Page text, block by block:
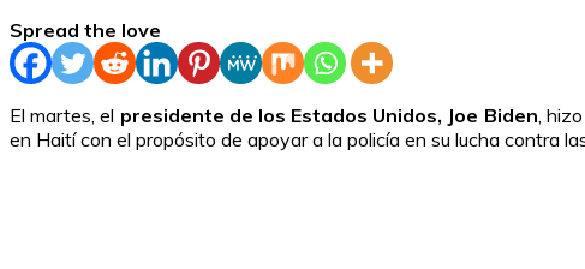
Spread the love
El martes, el presidente de los Estados Unidos, Joe Biden ,
en Haití con el propósito de apoyar a la policía en su lucha contra